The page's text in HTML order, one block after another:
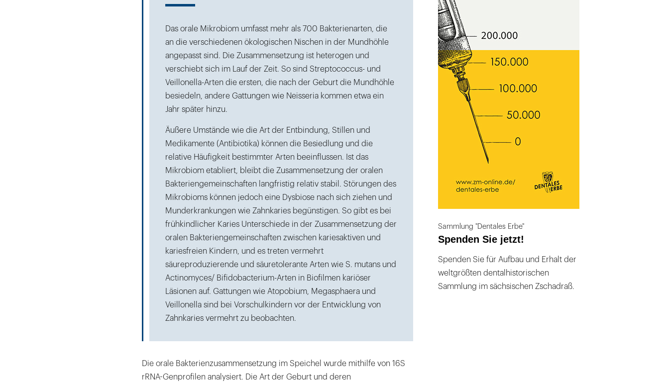
Das orale Mikrobiom umfasst mehr als 700 Bakterienarten, die
an die verschiedenen ökologischen Nischen in der Mundhöhle
angepasst sind. Die Zusammensetzung ist heterogen und
verschiebt sich im Lauf der Zeit. So sind Streptococcus- und
Veillonella-Arten die ersten, die nach der Geburt die Mundhöhle
besiedeln, andere Gattungen wie Neisseria kommen etwa ein
Jahr später hinzu.
Äußere Umstände wie die Art der Entbindung, Stillen und
Medikamente (Antibiotika) können die Besiedlung und die
relative Häufigkeit bestimmter Arten beeinflussen. Ist das
Mikrobiom etabliert, bleibt die Zusammensetzung der oralen
Bakteriengemeinschaften langfristig relativ stabil. Störungen des
Mikrobioms können jedoch eine Dysbiose nach sich ziehen und
Munderkrankungen wie Zahnkaries begünstigen. So gibt es bei
frühkindlicher Karies Unterschiede in der Zusammensetzung der
oralen Bakteriengemeinschaften zwischen kariesaktiven und
kariesfreien Kindern, und es treten vermehrt
säureproduzierende und säuretolerante Arten wie S. mutans und
Actinomyces/ Bifidobacterium-Arten in Biofilmen kariöser
Läsionen auf. Gattungen wie Atopobium, Megasphaera und
Veillonella sind bei Vorschulkindern vor der Entwicklung von
Zahnkaries vermehrt zu beobachten.
Die orale Bakterienzusammensetzung im Speichel wurde mithilfe von 16S
rRNA-Genprofilen analysiert. Die Art der Geburt und deren
Sammlung "Dentales Erbe"
Spenden Sie jetzt!
Spenden Sie für Aufbau und Erhalt der
weltgrößten dentalhistorischen
Sammlung im sächsischen Zschadraß.